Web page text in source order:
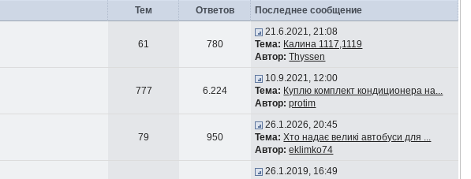
Тем Ответов Последнее сообщение
61 780
21.6.2021, 21:08
Тема: Калина 1117,1119
Автор: Thyssen
777 6.224
10.9.2021, 12:00
Тема: Куплю комплект кондиционера на...
Автор: protim
79 950
26.1.2026, 20:45
Тема: Хто надає великі автобуси для ...
Автор: eklimko74
26.1.2019, 16:49